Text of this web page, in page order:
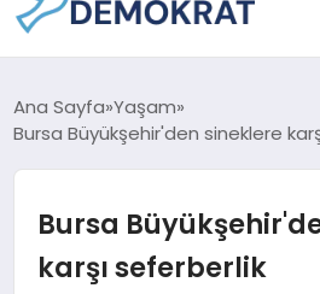
GÜNDEM
SPOR
Ana Sayfa Yaşam
Bursa Büyükşehir'den sineklere
Bursa
karşı seferberlik